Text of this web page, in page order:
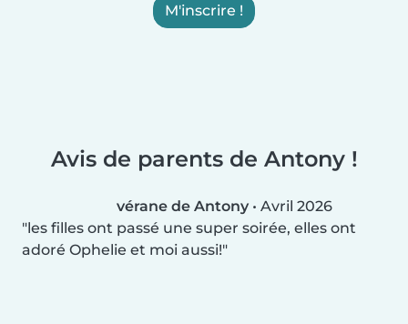
M'inscrire !
Avis de parents de Antony !
vérane de Antony • Avril 2026
les filles ont passé une super soirée, elles ont
adoré Ophelie et moi aussi!